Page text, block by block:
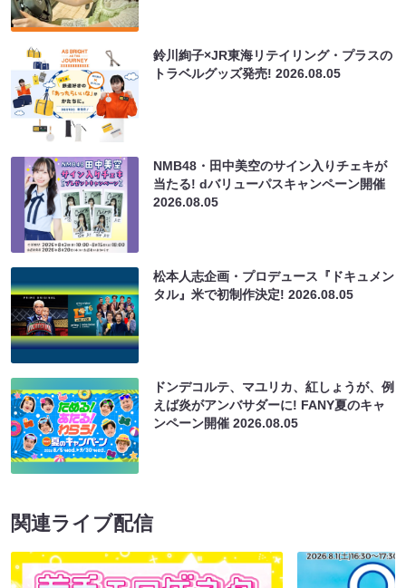
鈴川絢子×JR東海リテイリング・プラスの
トラベルグッズ発売!2026.08.05
NMB48・田中美空のサイン入りチェキが
当たる! dバリューパスキャンペーン開催
2026.08.05
松本人志企画・プロデュース『ドキュメン
タル』米で初制作決定!2026.08.05
ドンデコルテ、マユリカ、紅しょうが、例
えば炎がアンバサダーに! FANY夏のキャ
ンペーン開催2026.08.05
関連ライブ配信